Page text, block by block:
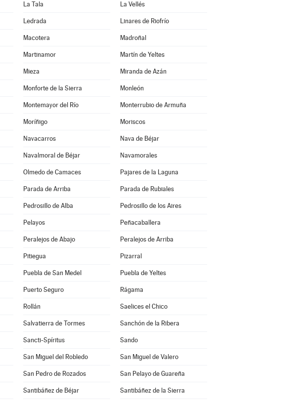
La Tala La Vellés
Ledrada Linares de Riofrío
Macotera Madroñal
Martinamor Martín de Yeltes
Mieza Miranda de Azán
Monforte de la Sierra Monleón
Montemayor del Río Monterrubio de Armuña
Moríñigo Moriscos
Navacarros Nava de Béjar
Navalmoral de Béjar Navamorales
Olmedo de Camaces Pajares de la Laguna
Parada de Arriba Parada de Rubiales
Pedrosillo de Alba Pedrosillo de los Aires
Pelayos Peñacaballera
Peralejos de Abajo Peralejos de Arriba
Pitiegua Pizarral
Puebla de San Medel Puebla de Yeltes
Puerto Seguro Rágama
Rollán Saelices el Chico
Salvatierra de Tormes Sanchón de la Ribera
Sancti-Spíritus Sando
San Miguel del Robledo San Miguel de Valero
San Pedro de Rozados San Pelayo de Guareña
Santibáñez de Béjar Santibáñez de la Sierra